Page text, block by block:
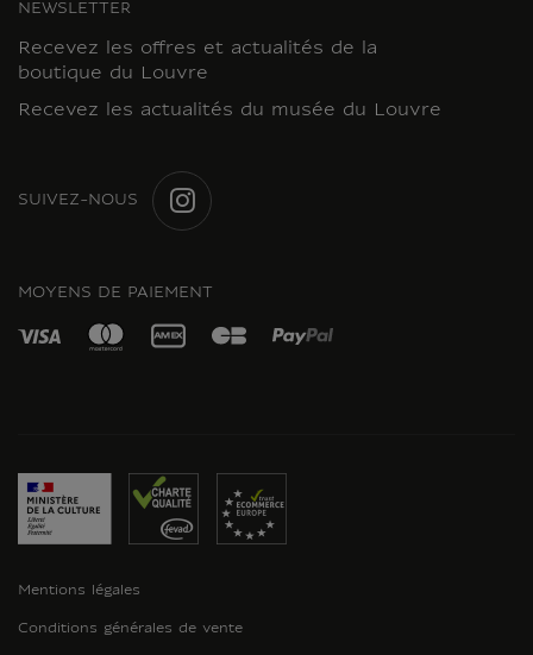
NEWSLETTER
Recevez les offres et actualités de la
boutique du Louvre
Recevez les actualités du musée du Louvre
SUIVEZ-NOUS
MOYENS DE PAIEMENT
Mentions légales
Conditions générales de vente